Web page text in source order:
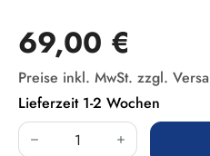
Regulärer Preis:
69,00 €
Preise inkl. MwSt. zzgl.
Lieferzeit 1-2 Wochen
Produkt Anzahl: Gib